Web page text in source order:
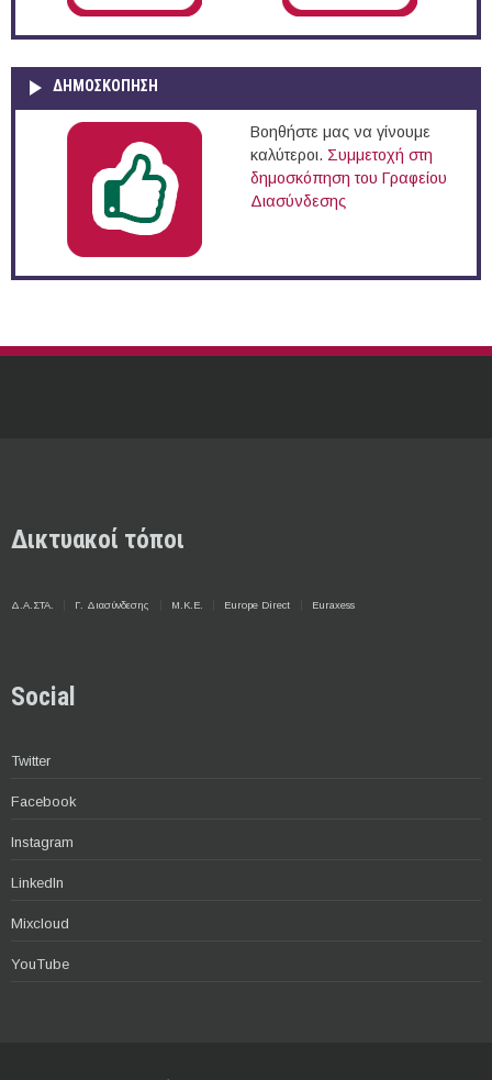
ΔΗΜΟΣΚΌΠΗΣΗ
Βοηθήστε μας να γίνουμε
καλύτεροι. Συμμετοχή στη
δημοσκόπηση του Γραφείου
Διασύνδεσης
Δικτυακοί τόποι
Δ.Α.ΣΤΑ. Γ. Διασύνδεσης Μ.Κ.Ε. Europe Direct Euraxess
Social
Twitter
Facebook
Instagram
LinkedIn
Mixcloud
YouTube